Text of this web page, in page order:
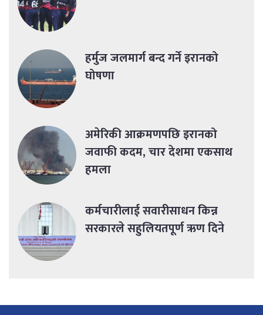
हर्मुज जलमार्ग बन्द गर्ने इरानको
घोषणा
अमेरिकी आक्रमणपछि इरानको
जवाफी कदम, चार देशमा एकसाथ
हमला
कर्मचारीलाई सवारीसाधन किन्न
सरकारले सहुलियतपूर्ण ऋण दिने